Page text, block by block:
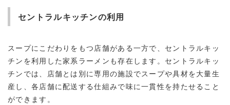
セントラルキッチンの利用
スープにこだわりをもつ店舗がある一方で、セントラルキッ
チンを利用した家系ラーメンも存在します。セントラルキッ
チンでは、店舗とは別に専用の施設でスープや具材を大量生
産し、各店舗に配送する仕組みで味に一貫性を持たせること
ができます。